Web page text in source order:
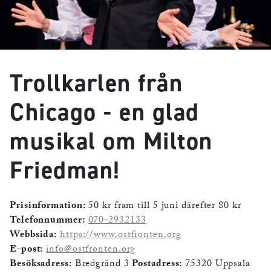
Trollkarlen från
Chicago - en glad
musikal om Milton
Friedman!
Prisinformation:50 kr fram till 5 juni därefter 80 kr
Telefonnummer: 070-2932133
Webbsida: https://www.ostfronten.org
E-post: info@ostfronten.org
Besöksadress: Bredgränd 3Postadress: 75320 Uppsala